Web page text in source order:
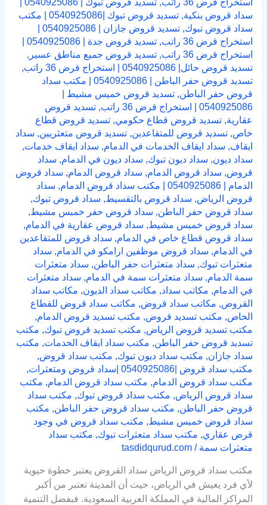
سداد قروض بنكية,
تسديد قروض تبوك |0540925086 | مكتب
سداد قروض تبوك,
تسديد قروض جازان | 0540925086 |
استخراج قرض 36 راتب
,
تسديد قروض جدة | 0540925086 |
استخراج قرض 36 راتب
, تسديد قروض جميع مناطق عسير ,
تسديد قروض حائل| 0540925086 | استخراج قرض 36 راتب
,
تسديد قروض حفر الباطن | 0540925086 | مكتب سداد
قروض حفر الباطن, تسديد قروض خميس مشيط |
0540925086 | استخراج قرض 36 راتب
, تسديد قروض
عقارية, تسديد قروض قطاع حكومي, تسديد قروض قطاع
خاص, تسديد قروض للمتقاعدين, تسديد قروض متعثريين, سداد
ايقاف, سداد ايقاف الخدمات في الدمام, سداد ايقاف خدمات,
سداد ديون, سداد ديون تبوك, سداد ديون في الدمام, سداد
قروض, سداد قروض الدمام, سداد قروض الدمام, سداد قروض
الدمام | 0540925086 | مكتب سداد قروض الدمام
, سداد
قروض الرياض, سداد قروض بالتقسيط, سداد قروض تبوك,
سداد قروض حفر الباطن, سداد قروض حفر خميس مشيط,
سداد قروض خميس مشيط, سداد قروض عقارية في الدمام,
سداد قروض قطاع خاص في الدمام, سداد قروض للمتقاعدين
في الدمام, سداد قروض موظفين ارامكو في الدمام, سداد
متعثرات تبوك, سداد متعثرات حفر الباطن, سداد متعثرات
سمة الدمام, سداد متعثرات سمة في الدمام, سداد متعثرات
في الدمام, مكاتب سداد, مكاتب سداد الديون, مكاتب سداد
القروض, مكاتب سداد قروض, مكاتب سداد قروض للقطاع
الخاص, مكتب تسديد قروض, مكتب تسديد قروض الدمام,
مكتب تسديد قروض الرياض, مكتب تسديد قروض تبوك, مكتب
تسديد قروض حفر الباطن, مكتب سداد ايقاف الخدمات, مكتب
سداد جازان, مكتب سداد ديون تبوك, مكتب سداد قروض,
مكتب سداد قروض |0540925086 |سداد قروض ومتعثرات
,
مكتب سداد قروض الدمام, مكتب سداد قروض الدمام, مكتب
سداد قروض الرياض, مكتب سداد قروض تبوك, مكتب سداد
قروض حفر الباطن, مكتب سداد قروض حفر الباطن, مكتب
سداد قروض خميس مشيط, مكتب سداد قروض في وجود
قرض عقاري, مكتب سداد متعثرات تبوك, مكتب سداد
متعثرات سمة /
tasdidqurud.com
مكتب سداد قروض الرياض سداد القروض يعتبر خطوة حيوية
لأي فرد يعيش في الرياض، حيث أن المدينة تعتبر من أكبر
المراكز المالية في المملكة العربية السعودية. فبفضل التنمية